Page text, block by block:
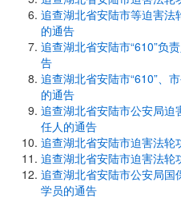
追查湖北省安陆市等迫害法
的通告
追查湖北省安陆市“610”负
告
追查湖北省安陆市“610”、
的通告
追查湖北省安陆市公安局
任人的通告
追查湖北省安陆市迫害法
追查湖北省安陆市迫害法
追查湖北省安陆市公安局国
学员的通告